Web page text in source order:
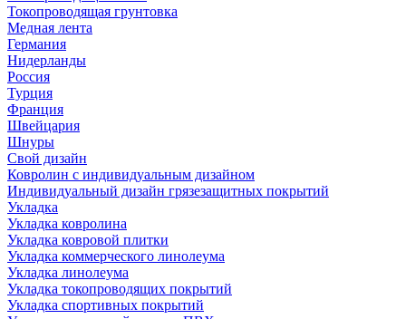
Токопроводящая грунтовка
Медная лента
Германия
Нидерланды
Россия
Турция
Франция
Швейцария
Шнуры
Свой дизайн
Ковролин с индивидуальным дизайном
Индивидуальный дизайн грязезащитных покрытий
Укладка
Укладка ковролина
Укладка ковровой плитки
Укладка коммерческого линолеума
Укладка линолеума
Укладка токопроводящих покрытий
Укладка спортивных покрытий